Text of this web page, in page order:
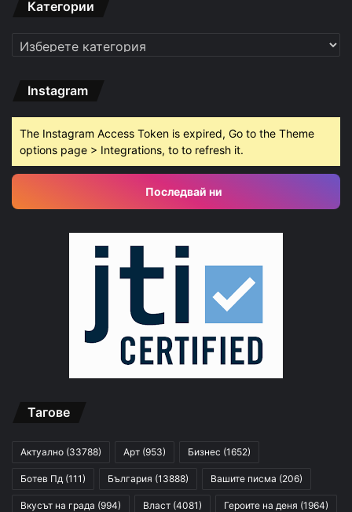
Категории
Категории
Instagram
The Instagram Access Token is expired, Go to the Theme
options page > Integrations, to to refresh it.
Последвай ни
Тагове
Актуално (33788) Арт (953) Бизнес (1652)
Ботев Пд (111) България (13888) Вашите писма (206)
Вкусът на града (994) Власт (4081) Героите на деня (1964)